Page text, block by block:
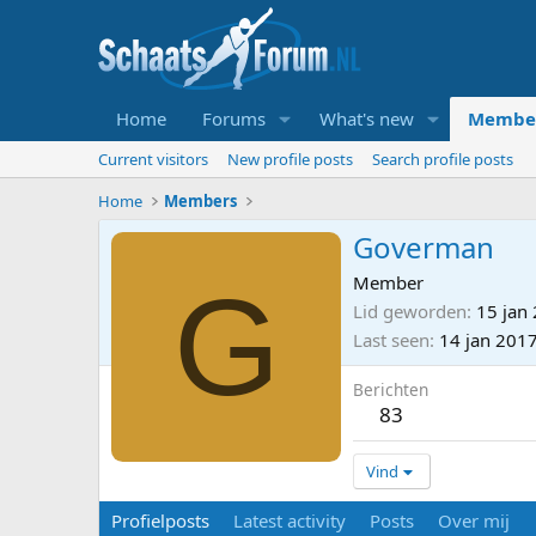
Home Forums What's new
Current visitors New profile posts
Search profile posts
Home
Members
G
Goverman
Member
Lid geworden 15 jan
Last seen 14 jan
Berichten
83
Vind
Profielposts Latest activity Posts Over mij